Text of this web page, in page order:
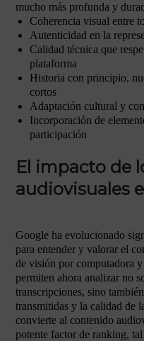
mucho más profunda y
Coherencia visual entre
Autenticidad en la
Calidad técnica que
plataforma
Historia con principio,
cortos
Adaptación cultural y
Incorporación de
participación
El impacto de
audiovisuales
Google ha evolucionado
para entender y valorar el
de visión por computadora
permiten ahora analizar no
transcripciones, sino
transmitidas y la calidad de
convierte al contenido
potente factor de ranking,